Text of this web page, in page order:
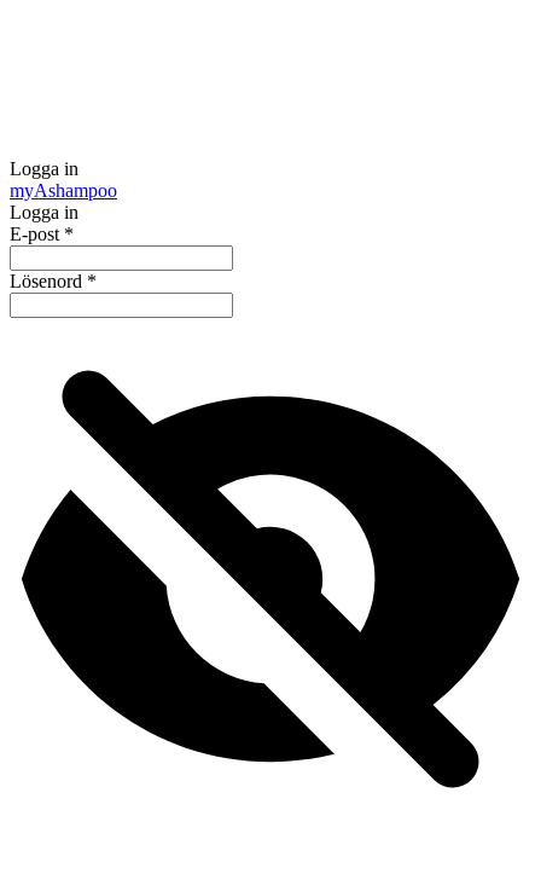
Logga in
myAshampoo
Logga in
E-post *
Lösenord *